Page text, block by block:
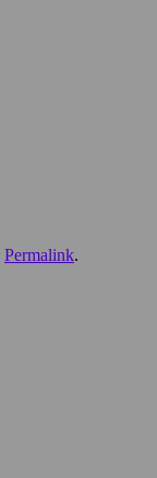
Permalink.